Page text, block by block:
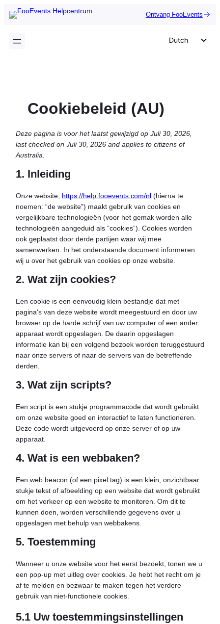
naar
inhoud
Ontvang FooEvents
Dutch
French
Cookiebeleid (AU)
Deze pagina is voor het laatst gewijzigd op Juli 30, 2026,
last checked on Juli 30, 2026 and applies to citizens of
Australia.
1. Inleiding
Onze website, https://help.fooevents.com/nl (hierna te
noemen: “de website”) maakt gebruik van cookies en
vergelijkbare technologieën (voor het gemak worden alle
technologieën aangeduid als “cookies”). Cookies worden
ook geplaatst door derde partijen waar wij mee
samenwerken. In het onderstaande document informeren
wij u over het gebruik van cookies op onze website.
2. Wat zijn cookies?
Een cookie is een eenvoudig klein bestandje dat met
pagina's van deze website wordt meegestuurd en door uw
browser op de harde schrijf van uw computer of een ander
apparaat wordt opgeslagen. De daarin opgeslagen
informatie kan bij een volgend bezoek worden teruggestuurd
naar onze servers of naar de servers van de betreffende
derden.
3. Wat zijn scripts?
Een script is een stukje programmacode dat wordt gebruikt
om onze website goed en interactief te laten functioneren.
Deze code wordt uitgevoerd op onze server of op uw
apparaat.
4. Wat is een webbaken?
Een web beacon (of een pixel tag) is een klein, onzichtbaar
stukje tekst of afbeelding op een website dat wordt gebruikt
om het verkeer op een website te monitoren. Om dit te
kunnen doen, worden verschillende gegevens over u
opgeslagen met behulp van webbakens.
5. Toestemming
Wanneer u onze website voor het eerst bezoekt, tonen we u
een pop-up met uitleg over cookies. Je hebt het recht om je
af te melden en bezwaar te maken tegen het verdere
gebruik van niet-functionele cookies.
5.1 Uw toestemmingsinstellingen